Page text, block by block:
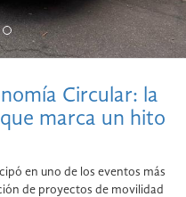
Circular: la
marca un hito
en uno de los eventos más
de proyectos de movilidad